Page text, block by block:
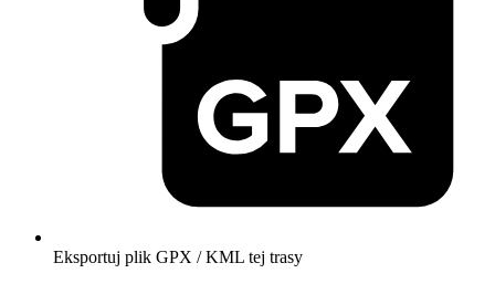
Eksportuj plik GPX / KML tej trasy